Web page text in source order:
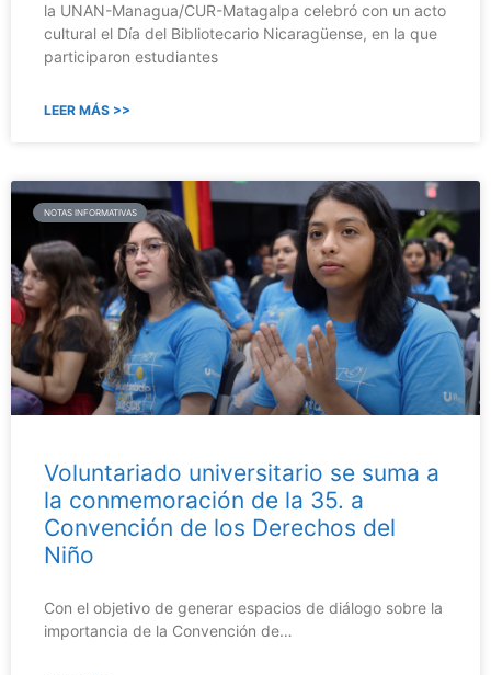
la UNAN-Managua/CUR-Matagalpa celebró con un acto
cultural el Día del Bibliotecario Nicaragüense, en la que
participaron estudiantes
LEER MÁS >>
NOTAS INFORMATIVAS
Voluntariado universitario se suma a
la conmemoración de la 35. a
Convención de los Derechos del
Niño
Con el objetivo de generar espacios de diálogo sobre la
importancia de la Convención de…